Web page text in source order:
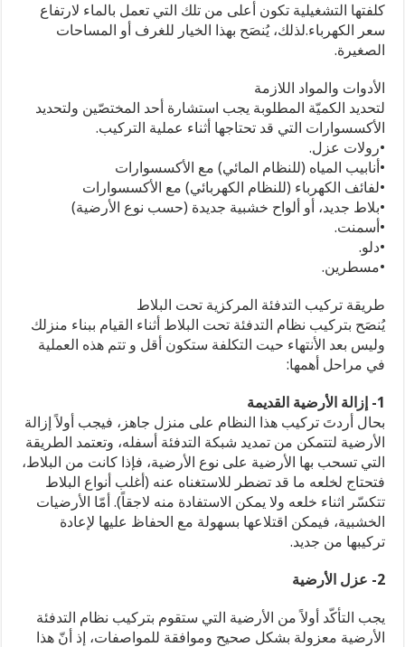
كلفتها التشغيلية تكون أعلى من تلك التي تعمل بالماء لارتفاع
سعر الكهرباء.لذلك، يُنصَح بهذا الخيار للغرف أو المساحات
الصغيرة.
الأدوات والمواد اللازمة
لتحديد الكميّة المطلوبة يجب استشارة أحد المختصّين ولتحديد
الأكسسوارات التي قد تحتاجها أثناء عملية التركيب.
•رولات عزل.
•أنابيب المياه (للنظام المائي) مع الأكسسوارات
•لفائف الكهرباء (للنظام الكهربائي) مع الأكسسوارات
•بلاط جديد، أو ألواح خشبية جديدة (حسب نوع الأرضية)
•أسمنت.
•دلو.
•مسطرين.
طريقة تركيب التدفئة المركزية تحت البلاط
يُنصَح بتركيب نظام التدفئة تحت البلاط أثناء القيام ببناء منزلك
وليس بعد الأنتهاء حيت التكلفة ستكون أقل و تتم هذه العملية
في مراحل أهمها:
1- إزالة الأرضية القديمة
بحال أردتَ تركيب هذا النظام على منزل جاهز، فيجب أولاً إزالة
الأرضية لتتمكن من تمديد شبكة التدفئة أسفله، وتعتمد الطريقة
التي تسحب بها الأرضية على نوع الأرضية، فإذا كانت من البلاط،
فتحتاج لخلعه ما قد تضطر للاستغناه عنه (أغلب أنواع البلاط
تتكسّر اثناء خلعه ولا يمكن الاستفادة منه لاجقاً). أمّا الأرضيات
الخشبية، فيمكن اقتلاعها بسهولة مع الحفاظ عليها لإعادة
تركيبها من جديد.
2- عزل الأرضية
يجب التأكّد أولاً من الأرضية التي ستقوم بتركيب نظام التدفئة
الأرضية معزولة بشكل صحيح وموافقة للمواصفات، إذ أنّ هذا